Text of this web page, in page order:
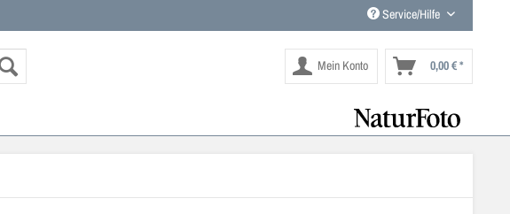
Service/Hilfe
Mein Konto 0,00 € *